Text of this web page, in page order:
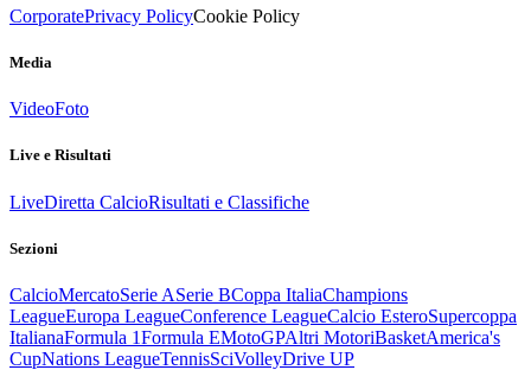
CorporatePrivacy PolicyCookie Policy
Media
VideoFoto
Live e Risultati
LiveDiretta CalcioRisultati e Classifiche
Sezioni
CalcioMercatoSerie ASerie BCoppa ItaliaChampions
LeagueEuropa LeagueConference LeagueCalcio EsteroSupercoppa
ItalianaFormula 1Formula EMotoGPAltri MotoriBasketAmerica's
CupNations LeagueTennisSciVolleyDrive UP